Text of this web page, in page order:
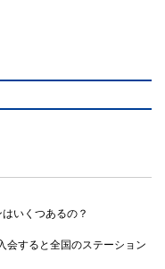
いくつあるの？
会すると全国のステーション